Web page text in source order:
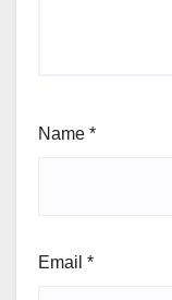
Name *
Email *